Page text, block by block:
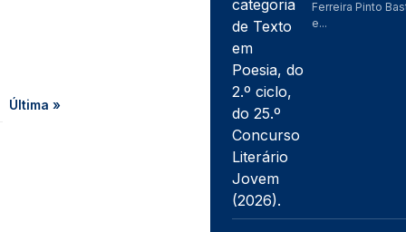
Última página
Última »
Ferreira Pinto
e...